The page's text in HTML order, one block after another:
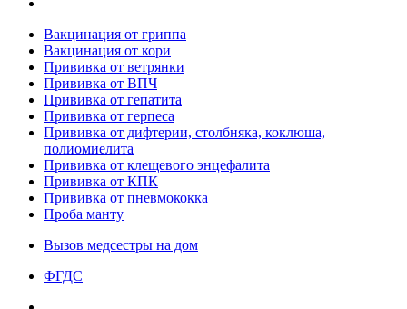
Вакцинация от гриппа
Вакцинация от кори
Прививка от ветрянки
Прививка от ВПЧ
Прививка от гепатита
Прививка от герпеса
Прививка от дифтерии, столбняка, коклюша,
полиомиелита
Прививка от клещевого энцефалита
Прививка от КПК
Прививка от пневмококка
Проба манту
Вызов медсестры на дом
ФГДС